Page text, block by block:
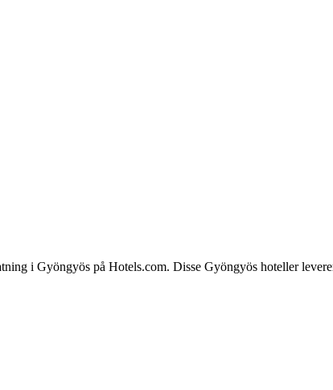
i Gyöngyös på Hotels.com. Disse Gyöngyös hoteller